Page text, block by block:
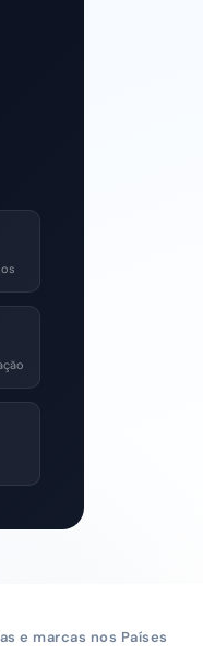
e marcas nos Países